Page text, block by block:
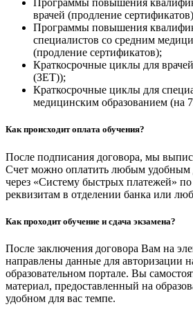
Программы повышения
врачей (продление
Программы повышения
специалистов со средним
(продление сертификатов);
Краткосрочные циклы для
(ЗЕТ));
Краткосрочные циклы для
медицинским образованием (на
Как происходит оплата обучения?
После подписания договора, мы
Счет можно оплатить любым удобным
через «Систему быстрых платежей»
реквизитам в отделении банка или
Как проходит обучение и сдача экзамена?
После заключения договора Вам на
направлены данные для авторизации
образовательном портале. Вы
материал, предоставленный на
удобном для вас темпе.